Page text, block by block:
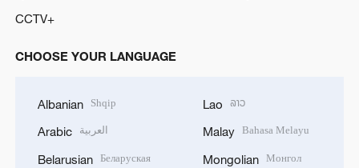
CCTV+
CHOOSE YOUR LANGUAGE
Albanian Shqip
Arabic العربية
Belarusian Беларуская
Lao ລາວ
Malay Bahasa Melayu
Mongolian Монгол